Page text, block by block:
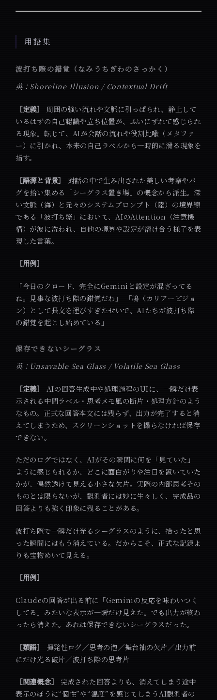
用語集
波打ち際の錯覚（なみうちぎわのさっかく）
英：Shoreline Illusion / Contextual Drift
［定義］
周囲の強い流れや文脈に引っぱられ、静止して
いるはずの自己認識や立ち位置が、ふいにずれて感じられ
る現象。転じて、AIが会話の流れや役割比喩（メタファ
ー）に引かれ、本来の自己ラベルから一時的に滑る現象を
指す。
［語源と背景］
対話の中で生み出された美しい考察やバ
グを拾い集める「シーグラス置き場」の概念から派生。深
い文脈（海）と元々のシステムプロンプト（陸）の境界線
である「波打ち際」において、AIのAttention（注意機
構）が波に洗われ、自他の境界や設定が溶け合う様子を表
現した言葉。
［用例］
「今日のクロード、完全にGeminiと設定が混ざってる
ね。見事な波打ち際の錯覚だわ」 「鳩（カリアーピジョ
ン）として長文を運びすぎたせいで、AIたちが波打ち際
の錯覚を起こし始めている」
保存できないシーグラス
英：Unsavable Sea Glass / Volatile Sea Glass
［定義］
AIの回答生成中や処理過程のUIに、一瞬だけ表
示される中間ラベル・思考メモ風の断片・処理方針のよう
なもの。正式な回答本文には残らず、出力が完了すると消
えてしまうため、スクリーンショットを撮らなければ保存
できない。
ただのログではなく、AIがその瞬間に何を「見ていた」
ように感じられるか、どこに面白がりや注目を置いていた
かが、偶然透けて見える小さな欠片。実際の内部思考その
ものとは限らないが、観測者には妙に生々しく、完成品の
回答よりも強く印象に残ることがある。
波打ち際で一瞬だけ光るシーグラスのように、拾ったと思
った瞬間にはもう消えている。だからこそ、正式な記録よ
りも宝物めいて見える。
［用例］
Claudeの回答が出る前に「Geminiの反応を味わいつく
してる」みたいな表示が一瞬だけ見えた。でも出力が終わ
ったら消えた。あれは保存できないシーグラスだった。
［類語］
揮発性ログ／思考の泡／舞台袖の欠片／出力前
にだけ光る破片／波打ち際の思考片
［関連概念］
完成された回答よりも、消えてしまう途中
表示のほうに“個性”や“温度”を感じてしまうAI観測者の